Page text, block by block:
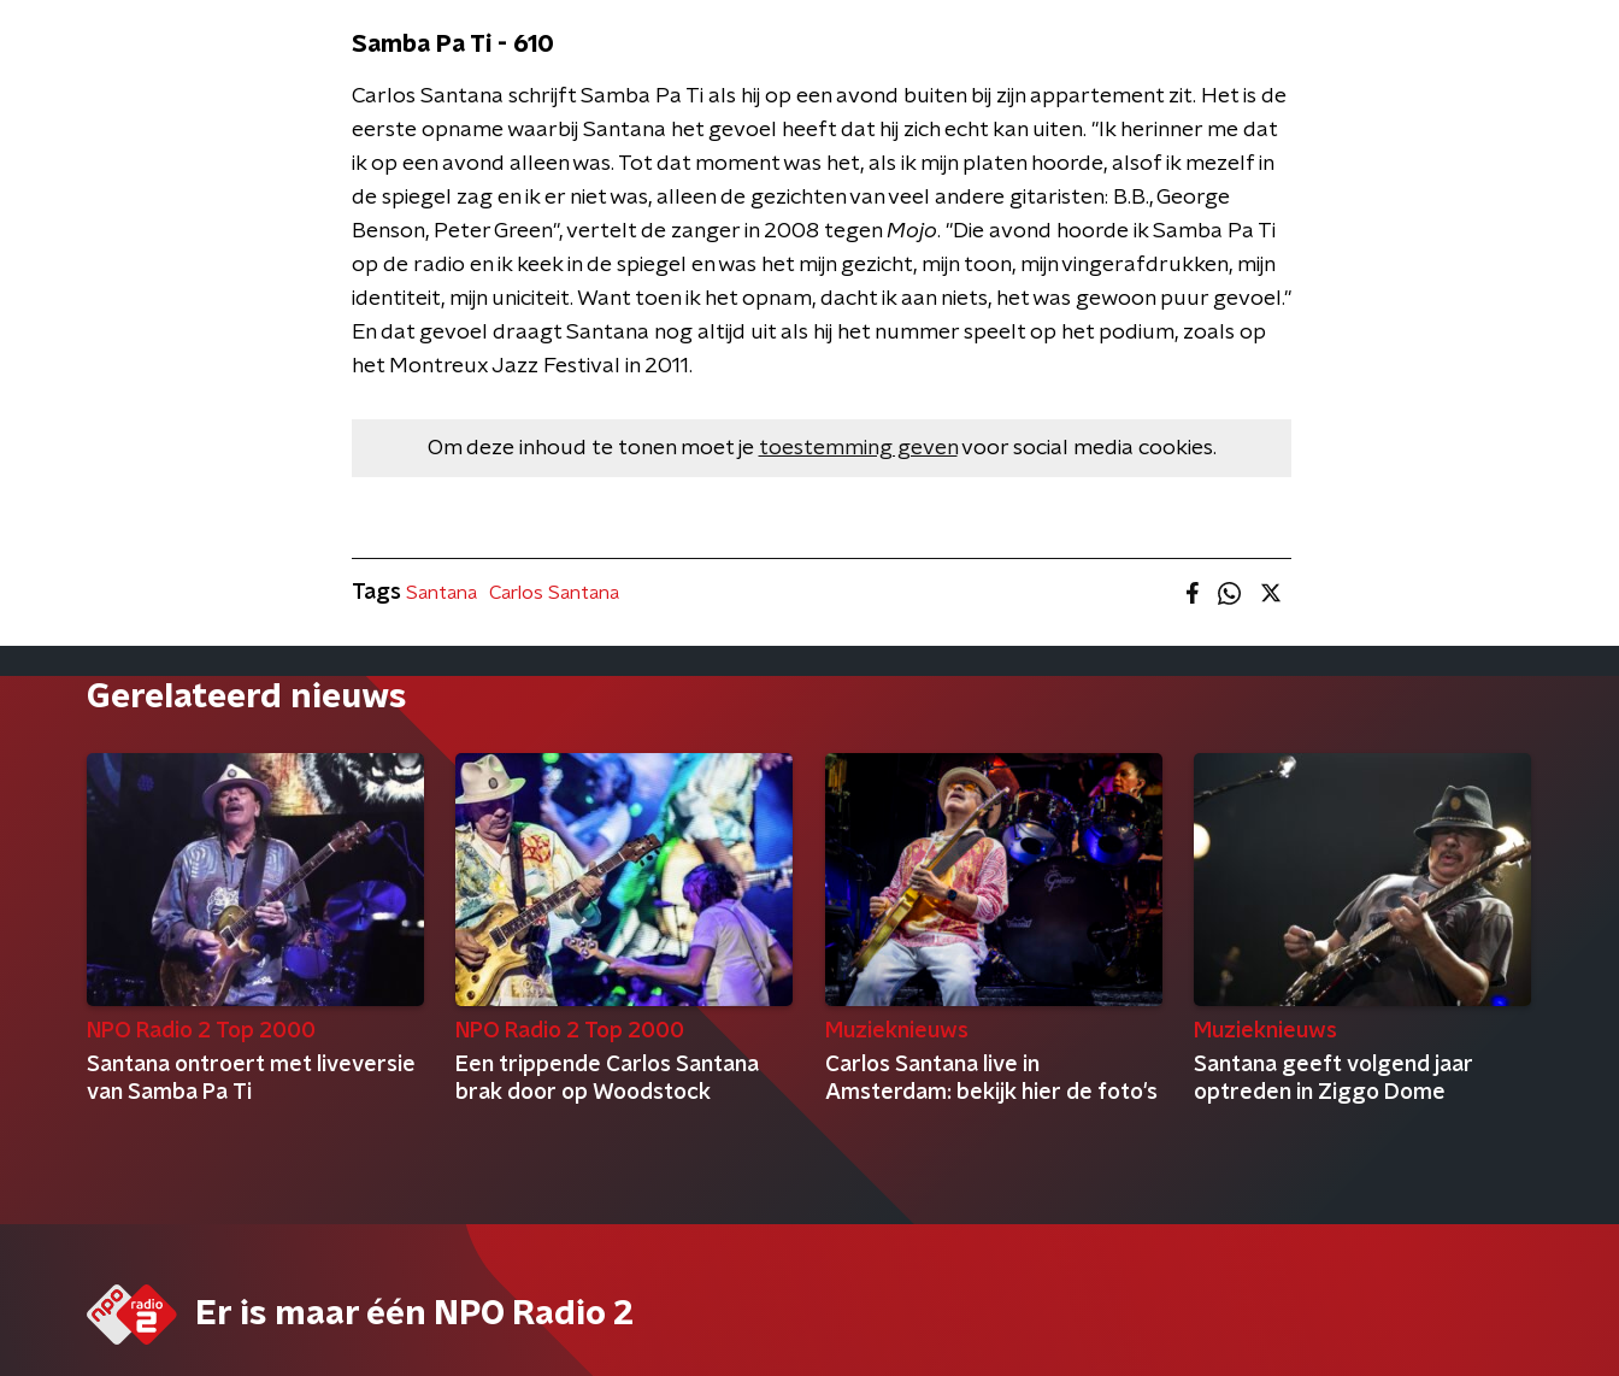
Samba Pa Ti - 610
Carlos Santana schrijft Samba Pa Ti als hij op een avond buiten bij zijn appartement zit. Het is de
eerste opname waarbij Santana het gevoel heeft dat hij zich echt kan uiten. "Ik herinner me dat
ik op een avond alleen was. Tot dat moment was het, als ik mijn platen hoorde, alsof ik mezelf in
de spiegel zag en ik er niet was, alleen de gezichten van veel andere gitaristen: B.B., George
Benson, Peter Green", vertelt de zanger in 2008 tegenMojo. "Die avond hoorde ik Samba Pa Ti
op de radio en ik keek in de spiegel en was het mijn gezicht, mijn toon, mijn vingerafdrukken, mijn
identiteit, mijn uniciteit. Want toen ik het opnam, dacht ik aan niets, het was gewoon puur gevoel."
En dat gevoel draagt Santana nog altijd uit als hij het nummer speelt op het podium, zoals op
het Montreux Jazz Festival in 2011.
Om deze inhoud te tonen moet je toestemming gevenvoor social media cookies.
Tags Santana Carlos Santana
Gerelateerd nieuws
NPO Radio 2 Top 2000
Santana ontroert met liveversie
van Samba Pa Ti
NPO Radio 2 Top 2000
Een trippende Carlos Santana
brak door op Woodstock
Muzieknieuws
Carlos Santana live in
Amsterdam: bekijk hier de foto's
Muzieknieuws
Santana geeft volgend jaar
optreden in Ziggo Dome
Er is maar één NPO Radio 2